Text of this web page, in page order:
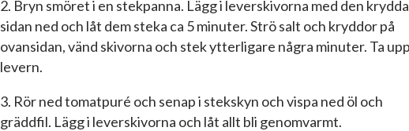
2. Bryn smöret i en stekpanna. Lägg i leverskivorna med den
sidan ned och låt dem steka ca 5 minuter. Strö salt och kryddor på
ovansidan, vänd skivorna och stek ytterligare några minuter. Ta upp
levern.
3. Rör ned tomatpuré och senap i stekskyn och vispa ned öl och
gräddfil. Lägg i leverskivorna och låt allt bli genomvarmt.